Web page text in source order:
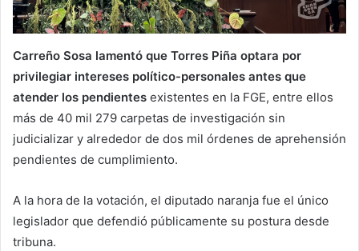
Carreño Sosa lamentó que Torres Piña optara por
privilegiar intereses político-personales antes que
atender los pendientes existentes en la FGE, entre ellos
más de 40 mil 279 carpetas de investigación sin
judicializar y alrededor de dos mil órdenes de aprehensión
pendientes de cumplimiento.
A la hora de la votación, el diputado naranja fue el único
legislador que defendió públicamente su postura desde
tribuna.